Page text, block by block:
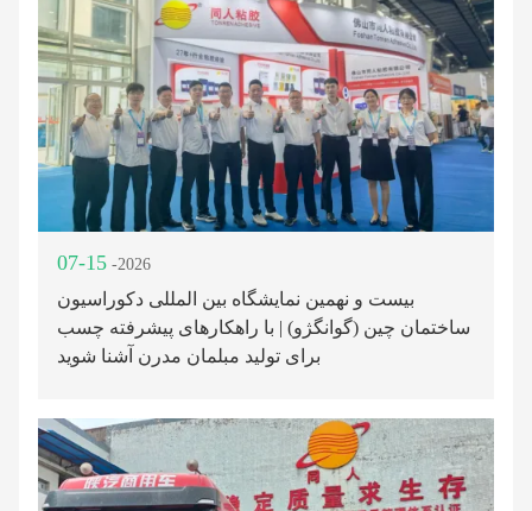
07-15 -2026
بیست و نهمین نمایشگاه بین المللی دکوراسیون
ساختمان چین (گوانگژو) | با راهکارهای پیشرفته چسب
برای تولید مبلمان مدرن آشنا شوید